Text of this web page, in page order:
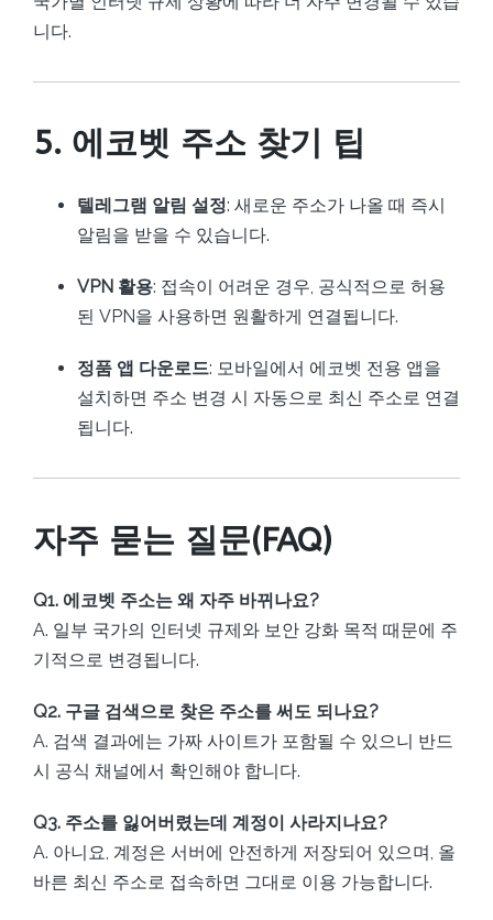
니다.
5. 에코벳 주소 찾기 팁
텔레그램 알림 설정: 새로운 주소가 나올 때 즉시
알림을 받을 수 있습니다.
VPN 활용: 접속이 어려운 경우, 공식적으로 허용
된 VPN을 사용하면 원활하게 연결됩니다.
정품 앱 다운로드: 모바일에서 에코벳 전용 앱을
설치하면 주소 변경 시 자동으로 최신 주소로 연결
됩니다.
자주 묻는 질문(FAQ)
Q1. 에코벳 주소는 왜 자주 바뀌나요?
A. 일부 국가의 인터넷 규제와 보안 강화 목적 때문에 주
기적으로 변경됩니다.
Q2. 구글 검색으로 찾은 주소를 써도 되나요?
A. 검색 결과에는 가짜 사이트가 포함될 수 있으니 반드
시 공식 채널에서 확인해야 합니다.
Q3. 주소를 잃어버렸는데 계정이 사라지나요?
A. 아니요, 계정은 서버에 안전하게 저장되어 있으며, 올
바른 최신 주소로 접속하면 그대로 이용 가능합니다.